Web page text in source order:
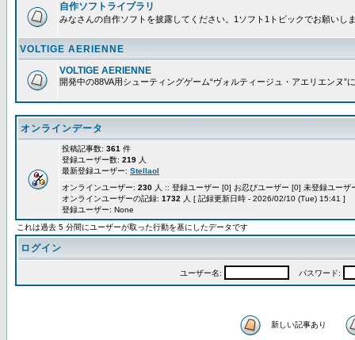
自作ソフトライブラリ
みなさんの自作ソフトを披露してください。1ソフト1トピックでお願いし
VOLTIGE AERIENNE
VOLTIGE AERIENNE
開発中の88VA用シューティングゲーム“ヴォルティージュ・アエリエンヌ”
オンラインデータ
投稿記事数: 361 件
登録ユーザー数: 219 人
最新登録ユーザー: Stellaol
オンラインユーザー: 230 人 :: 登録ユーザー [0] お忍びユーザー [0] 未登録ユー
オンラインユーザーの記録: 1732 人 [ 記録更新日時 - 2026/02/10 (Tue) 15:41 ]
登録ユーザー: None
これは過去 5 分間にユーザーが取った行動を基にしたデータです
ログイン
ユーザー名: パスワード:
新しい記事あり